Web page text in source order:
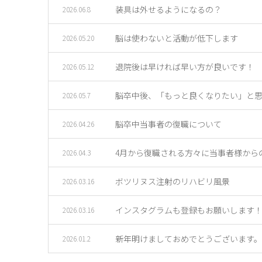
装具は外せるようになるの？
2026.06.8
脳は使わないと活動が低下します
2026.05.20
退院後は早ければ早い方が良いです！
2026.05.12
脳卒中後、「もっと良くなりたい」と
2026.05.7
脳卒中当事者の復職について
2026.04.26
4月から復職される方々に当事者様から
2026.04.3
ボツリヌス注射のリハビリ風景
2026.03.16
インスタグラムも登録もお願いします！
2026.03.16
新年明けましておめでとうございます。
2026.01.2